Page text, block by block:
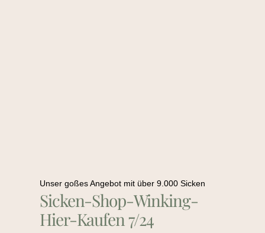
Unser goßes Angebot mit über 9.000 Sicken
Sicken-Shop-Winking-
Hier-Kaufen 7/24